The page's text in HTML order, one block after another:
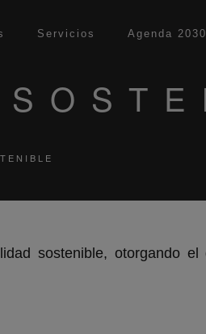
Servicios Agenda 2030
sostenible, otorgando